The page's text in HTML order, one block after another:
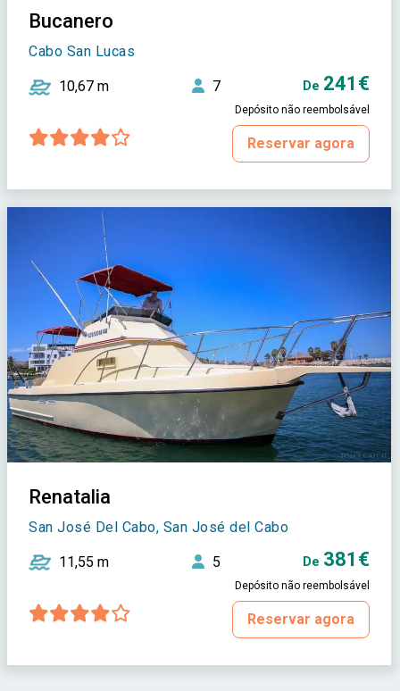
Bucanero
Cabo San Lucas
10,67 m 7 De 241€
Depósito não reembolsável
Reservar agora
Renatalia
San José Del Cabo, San José del Cabo
11,55 m 5 De 381€
Depósito não reembolsável
Reservar agora